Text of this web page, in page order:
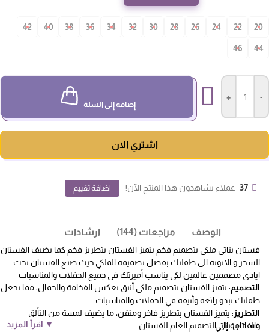
20
22
24
26
28
30
32
34
36
38
40
42
44
46
إضافة إلى السلة
اشتري الان
37 عملاء يشاهدون هذا المنتج الآن! اضافة تقييم
الوصف مراجعات (144) ارشادات
فستان بناتي ملكي بتصميم فخم يتميز الفستان بتطريز فخم كما يضيف الفستان
السحر و الانوثة الى طفلتك بفضل تصميمه الملكي حيث صنع الفستان تحت
ايادي مصممين عالمين لكي يناسب أميرتك في جميع الحفلات والمناسبات
التصميم: يتميز الفستان بتصميم ملكي أنيق يعكس الفخامة والجمال، مما يجعل
طفلتك تبدو رائعة وأنيقة في الحفلات والمناسبات.
▼ اقرأ المزيد
التطريز: يتميز الفستان بتطريز فاخر ومتقن، ما يضيف لمسة من التألق
والفخامة إلى التصميم العام للفستان.
فساتين بناتي